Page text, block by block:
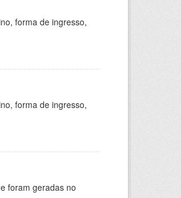
forma de ingresso,
forma de ingresso,
foram geradas no